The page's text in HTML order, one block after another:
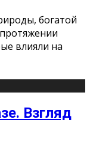
богатой
влияли на
Взгляд